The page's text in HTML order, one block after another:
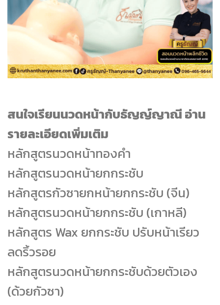
สนใจเรียนนวดหน้ากับธัญญ์ญาณี อ่าน
รายละเอียดเพิ่มเติม
หลักสูตรนวดหน้าทองคำ
หลักสูตรนวดหน้ายกกระชับ
หลักสูตรกัวซายกหน้ายกกระชับ (จีน)
หลักสูตรนวดหน้ายกกระชับ (เกาหลี)
หลักสูตร Wax ยกกระชับ ปรับหน้าเรียว
ลดริ้วรอย
หลักสูตรนวดหน้ายกกระชับด้วยตัวเอง
(ด้วยกัวซา)